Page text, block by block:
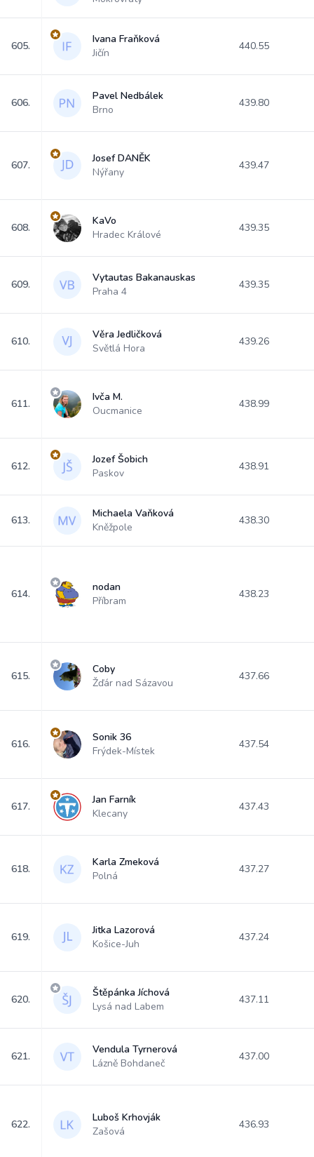
605.
Ivana Fraňková
Jičín
440.55
606.
Pavel Nedbálek
Brno
439.80
607.
Josef DANĚK
Nýřany
439.47
608.
KaVo
Hradec Králové
439.35
609.
Vytautas Bakanauskas
Praha 4
439.35
610.
Věra Jedličková
Světlá Hora
439.26
611.
Ivča M.
Oucmanice
438.99
612.
Jozef Šobich
Paskov
438.91
613.
Michaela Vaňková
Kněžpole
438.30
614.
nodan
Příbram
438.23
615.
Coby
Žďár nad Sázavou
437.66
616.
Sonik 36
Frýdek-Místek
437.54
617.
Jan Farník
Klecany
437.43
618.
Karla Zmeková
Polná
437.27
619.
Jitka Lazorová
Košice-Juh
437.24
620.
Štěpánka Jíchová
Lysá nad Labem
437.11
621.
Vendula Tyrnerová
Lázně Bohdaneč
437.00
622.
Luboš Krhovják
Zašová
436.93